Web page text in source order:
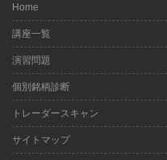
Home
講座一覧
演習問題
個別銘柄診断
トレーダースキャン
サイトマップ